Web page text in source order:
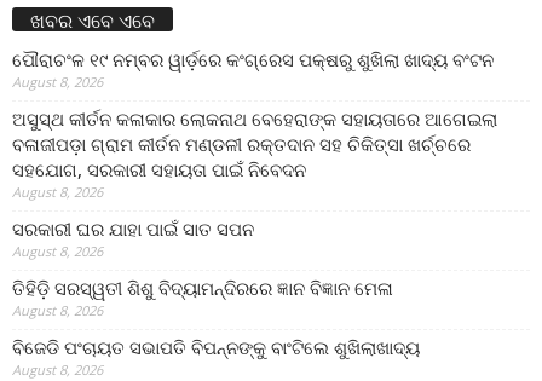
ଖବର ଏବେ ଏବେ
ପୌରାଚଂଳ ୧୯ ନମ୍ବର ୱାର୍ଡ଼ରେ କଂଗ୍ରେସ ପକ୍ଷରୁ ଶୁଖିଲା ଖାଦ୍ୟ ବଂଟନ
August 8, 2026
ଅସୁସ୍ଥ କୀର୍ତନ କଳାକାର ଲୋକନାଥ ବେହେରାଙ୍କ ସହାୟତାରେ ଆଗେଇଲା
ବଳାଜୀପଡ଼ା ଗ୍ରାମ କୀର୍ତନ ମଣ୍ଡଳୀ ରକ୍ତଦାନ ସହ ଚିକିତ୍ସା ଖର୍ଚ୍ଚରେ
ସହଯୋଗ, ସରକାରୀ ସହାୟତା ପାଇଁ ନିବେଦନ
August 8, 2026
ସରକାରୀ ଘର ଯାହା ପାଇଁ ସାତ ସପନ
August 8, 2026
ତିହିଡି଼ ସରସ୍ୱତୀ ଶିଶୁ ବିଦ୍ୟାମନ୍ଦିରରେ ଜ୍ଞାନ ବିଜ୍ଞାନ ମେଳା
August 8, 2026
ବିଜେଡି ପଂଚାୟତ ସଭାପତି ବିପନ୍ନଙ୍କୁ ବାଂଟିଲେ ଶୁଖିଲାଖାଦ୍ୟ
August 8, 2026